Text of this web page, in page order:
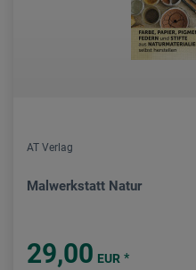
AT Verlag
Malwerkstatt Natur
29,00 EUR *